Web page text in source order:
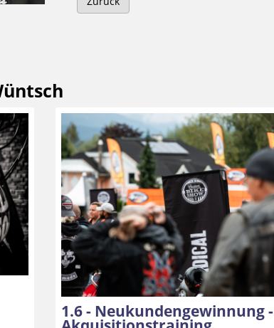
1.6 - Neukundengewinnung -